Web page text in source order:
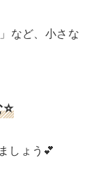
など、小さな
しょう💕